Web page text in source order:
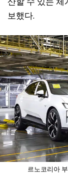
보했다.
르노코리아